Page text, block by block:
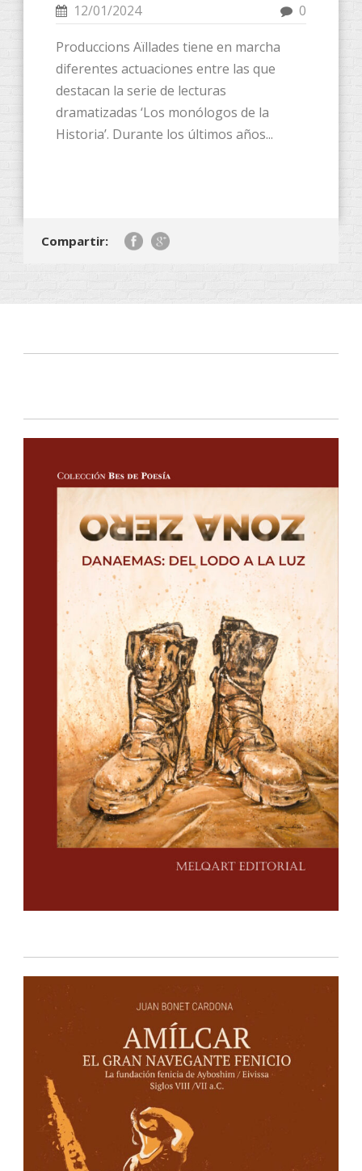
12/01/2024 0
Produccions Aïllades tiene en marcha
diferentes actuaciones entre las que
destacan la serie de lecturas
dramatizadas ‘Los monólogos de la
Historia’. Durante los últimos años...
Compartir: